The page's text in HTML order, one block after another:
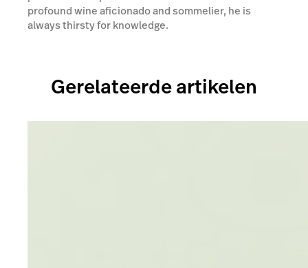
profound wine aficionado and sommelier, he is
always thirsty for knowledge.
Gerelateerde artikelen